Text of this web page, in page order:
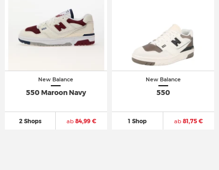
New Balance
550 Maroon Navy
2 Shops ab84,99 €
New Balance
550
1 Shop ab 81,75 €